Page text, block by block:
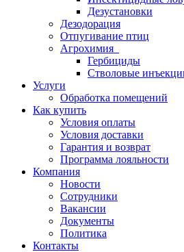
Дезустановки
Дезодорация
Отпугивание птиц
Агрохимия
Гербициды
Стволовые
Услуги
Обработка помещений
Как купить
Условия оплаты
Условия доставки
Гарантия и возврат
Программа лояльности
Компания
Новости
Сотрудники
Вакансии
Документы
Политика
Контакты